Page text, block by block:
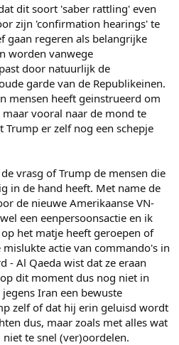
dit soort 'saber rattling' even
zijn 'confirmation hearings' te
gaan regeren als belangrijke
worden vanwege
door natuurlijk de
garde van de Republikeinen.
mensen heeft geinstrueerd om
vooral naar de mond te
er zelf nog een schepje
vrasg of Trump de mensen die
in de hand heeft. Met name de
de nieuwe Amerikaanse VN-
een eenpersoonsactie en ik
het matje heeft geroepen of
actie van commando's in
- Al Qaeda wist dat ze eraan
dit moment dus nog niet in
Iran een bewuste
zelf of dat hij erin geluisd wordt
dus, maar zoals met alles wat
te snel (ver)oordelen.